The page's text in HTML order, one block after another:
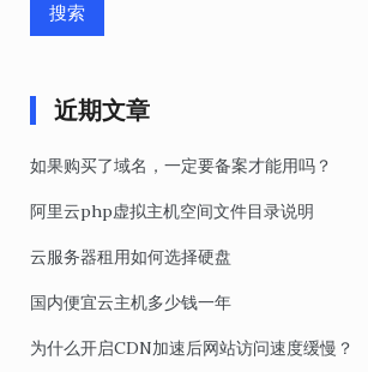
近期文章
如果购买了域名，一定要备案才能用吗？
阿里云php虚拟主机空间文件目录说明
云服务器租用如何选择硬盘
国内便宜云主机多少钱一年
为什么开启CDN加速后网站访问速度缓慢？